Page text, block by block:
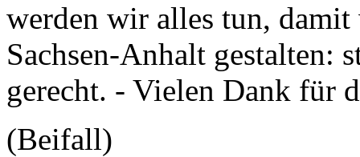
werden wir alles tun,
Sachsen-Anhalt gestalten:
gerecht. - Vielen Dank für
(Beifall)